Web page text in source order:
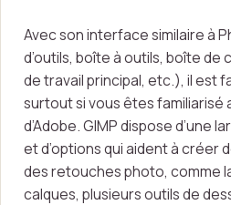
Avec son interface similaire à
d’outils, boîte à outils, boîte de
de travail principal, etc.), il est
surtout si vous êtes familiarisé
d’Adobe. GIMP dispose d’une
et d’options qui aident à créer
des retouches photo, comme
calques, plusieurs outils de